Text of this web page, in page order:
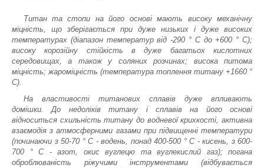
Титан та стопи на його основі мають високу механічну
міцність, що зберігається при дуже низьких і дуже високих
температурах (діапазон температур від -290 ° С до +600 ° С);
високу корозійну стійкість в дуже багатьох кислотних
середовищах, а також у соляних розчинах; висока питома
міцність; жароміцність (температура топлення титану +1660 °
С).
На властивості титанових сплавів дуже впливають
домішки. До недоліків титану і сплавів на його основі
відноситься схильність титану до водневої крихкості, активна
взаємодія з атмосферними газами при підвищенні температури
(починаючи з 50-70 ° С - водень, понад 400-500 ° С - кисень, з 600-
700 ° С - азот, окис вуглецю та вуглекислий газ); погана
оброблюваність ріжучими інструментами (відбувається